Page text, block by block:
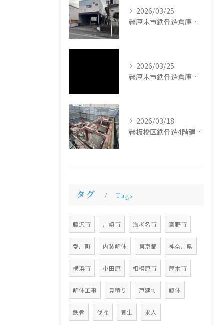
2026/03/25
🚧厚木市鉄骨造倉庫解体工事🚧
2026/03/25
🚧厚木市鉄骨造倉庫解体工事🚧
2026/03/18
🚧板橋区鉄骨造4階建て解体工事🚧
タグ Tags
藤沢市 川崎市 海老名市 秦野市
愛川町 内装解体 東京都 神奈川県
横浜市 小田原 相模原市 厚木市
解体工事 見積り 戸建て 躯体
鉄骨 伐採 養生 求人